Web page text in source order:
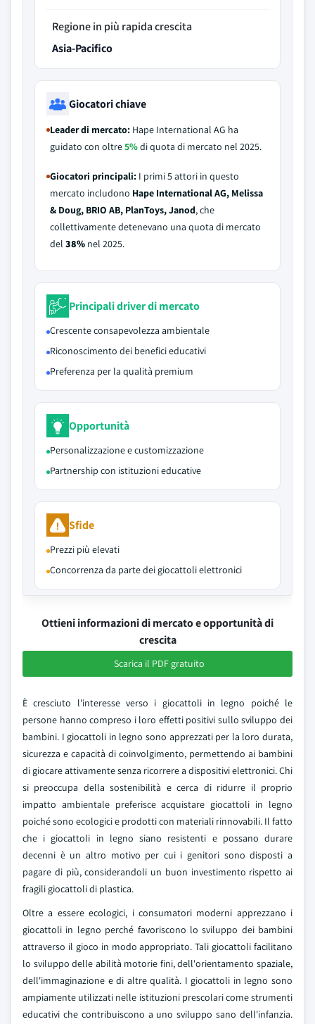
Regione in più rapida crescita
Asia-Pacifico
Giocatori chiave
Leader di mercato: Hape International AG ha
guidato con oltre5%di quota di mercato nel 2025.
Giocatori principali: I primi 5 attori in questo
mercato includono Hape International AG, Melissa
& Doug, BRIO AB, PlanToys, Janod, che
collettivamente detenevano una quota di mercato
del 38% nel 2025.
Principali driver di mercato
Crescente consapevolezza ambientale
Riconoscimento dei benefici educativi
Preferenza per la qualità premium
Opportunità
Personalizzazione e customizzazione
Partnership con istituzioni educative
Sfide
Prezzi più elevati
Concorrenza da parte dei giocattoli elettronici
Ottieni informazioni di mercato e opportunità di
crescita
Scarica il PDF gratuito
È cresciuto l'interesse verso i giocattoli in legno poiché le
persone hanno compreso i loro effetti positivi sullo sviluppo dei
bambini. I giocattoli in legno sono apprezzati per la loro durata,
sicurezza e capacità di coinvolgimento, permettendo ai bambini
di giocare attivamente senza ricorrere a dispositivi elettronici. Chi
si preoccupa della sostenibilità e cerca di ridurre il proprio
impatto ambientale preferisce acquistare giocattoli in legno
poiché sono ecologici e prodotti con materiali rinnovabili. Il fatto
che i giocattoli in legno siano resistenti e possano durare
decenni è un altro motivo per cui i genitori sono disposti a
pagare di più, considerandoli un buon investimento rispetto ai
fragili giocattoli di plastica.
Oltre a essere ecologici, i consumatori moderni apprezzano i
giocattoli in legno perché favoriscono lo sviluppo dei bambini
attraverso il gioco in modo appropriato. Tali giocattoli facilitano
lo sviluppo delle abilità motorie fini, dell'orientamento spaziale,
dell'immaginazione e di altre qualità. I giocattoli in legno sono
ampiamente utilizzati nelle istituzioni prescolari come strumenti
educativi che contribuiscono a uno sviluppo sano dell'infanzia.